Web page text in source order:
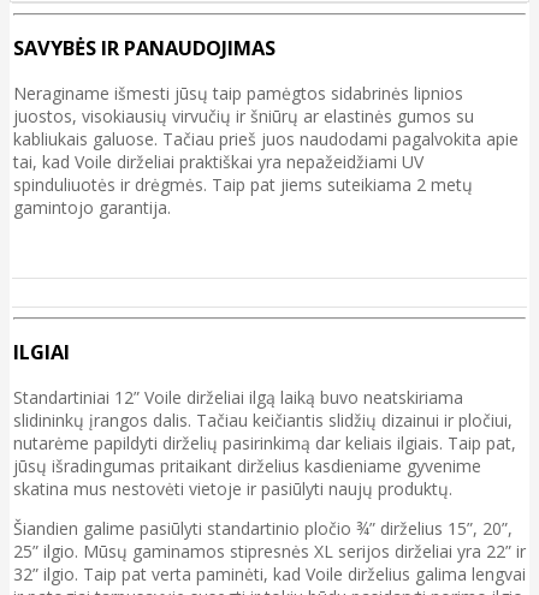
SAVYBĖS IR PANAUDOJIMAS
Neraginame išmesti jūsų taip pamėgtos sidabrinės lipnios
juostos, visokiausių virvučių ir šniūrų ar elastinės gumos su
kabliukais galuose. Tačiau prieš juos naudodami pagalvokita apie
tai, kad Voile dirželiai praktiškai yra nepažeidžiami UV
spinduliuotės ir drėgmės. Taip pat jiems suteikiama 2 metų
gamintojo garantija.
ILGIAI
Standartiniai 12” Voile dirželiai ilgą laiką buvo neatskiriama
slidininkų įrangos dalis. Tačiau keičiantis slidžių dizainui ir pločiui,
nutarėme papildyti dirželių pasirinkimą dar keliais ilgiais. Taip pat,
jūsų išradingumas pritaikant dirželius kasdieniame gyvenime
skatina mus nestovėti vietoje ir pasiūlyti naujų produktų.
Šiandien galime pasiūlyti standartinio pločio ¾” dirželius 15”, 20”,
25” ilgio. Mūsų gaminamos stipresnės XL serijos dirželiai yra 22” ir
32” ilgio. Taip pat verta paminėti, kad Voile dirželius galima lengvai